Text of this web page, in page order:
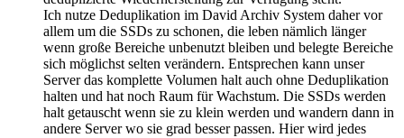
Ich nutze Deduplikation im David Archiv System daher vor
allem um die SSDs zu schonen, die leben nämlich länger
wenn große Bereiche unbenutzt bleiben und belegte Bereiche
sich möglichst selten verändern. Entsprechen kann unser
Server das komplette Volumen halt auch ohne Deduplikation
halten und hat noch Raum für Wachstum. Die SSDs werden
halt getauscht wenn sie zu klein werden und wandern dann in
andere Server wo sie grad besser passen. Hier wird jedes